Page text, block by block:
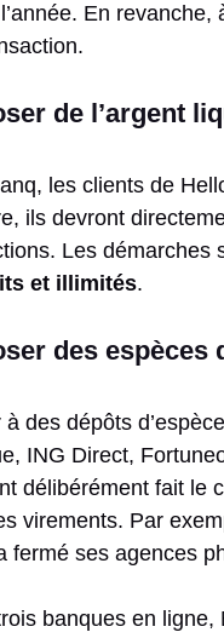
En
de l’argent
les clients de
ils devront
Les
et illimités.
des espèces
des dépôts
ING Direct,
délibérément fait le
virements. Par
fermé ses agences
banques en